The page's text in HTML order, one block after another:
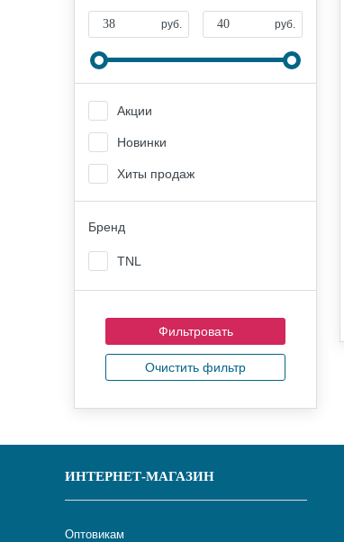
руб. руб.
Акции
Новинки
Хиты продаж
Бренд
TNL
Очистить фильтр
ИНТЕРНЕТ-МАГАЗИН
Оптовикам